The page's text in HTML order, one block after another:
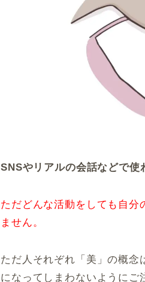
SNSやリアルの会話などで使
ただどんな活動をしても自分
ません。
ただ人それぞれ「美」の概念
になってしまわないようにご